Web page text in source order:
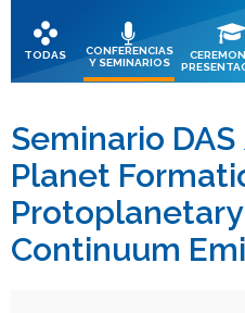
TODAS
CONFERENCIAS
Y SEMINARIOS
Seminario
Planet
Continuum